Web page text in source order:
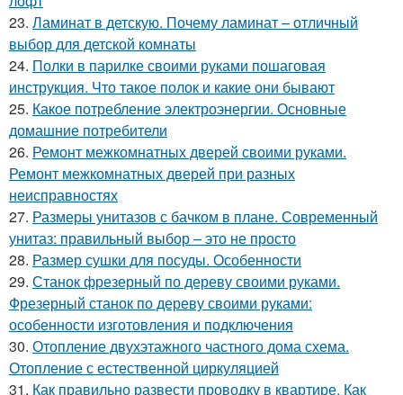
23. Ламинат в детскую. Почему ламинат – отличный
выбор для детской комнаты
24. Полки в парилке своими руками пошаговая
инструкция. Что такое полок и какие они бывают
25. Какое потребление электроэнергии. Основные
домашние потребители
26. Ремонт межкомнатных дверей своими руками.
Ремонт межкомнатных дверей при разных
неисправностях
27. Размеры унитазов с бачком в плане. Современный
унитаз: правильный выбор – это не просто
28. Размер сушки для посуды. Особенности
29. Станок фрезерный по дереву своими руками.
Фрезерный станок по дереву своими руками:
особенности изготовления и подключения
30. Отопление двухэтажного частного дома схема.
Отопление с естественной циркуляцией
31. Как правильно развести проводку в квартире. Как